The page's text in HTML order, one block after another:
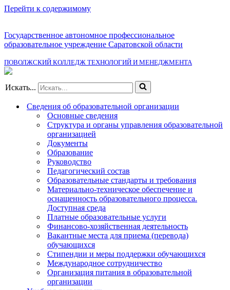
Перейти к содержимому
Государственное автономное профессиональное
образовательное учреждение Саратовской области
ПОВОЛЖСКИЙ КОЛЛЕДЖ ТЕХНОЛОГИЙ И МЕНЕДЖМЕНТА
Искать...
Сведения об образовательной организации
Основные сведения
Структура и органы управления образовательной
организацией
Документы
Образование
Руководство
Педагогический состав
Образовательные стандарты и требования
Материально-техническое обеспечение и
оснащенность образовательного процесса.
Доступная среда
Платные образовательные услуги
Финансово-хозяйственная деятельность
Вакантные места для приема (перевода)
обучающихся
Стипендии и меры поддержки обучающихся
Международное сотрудничество
Организация питания в образовательной
организации